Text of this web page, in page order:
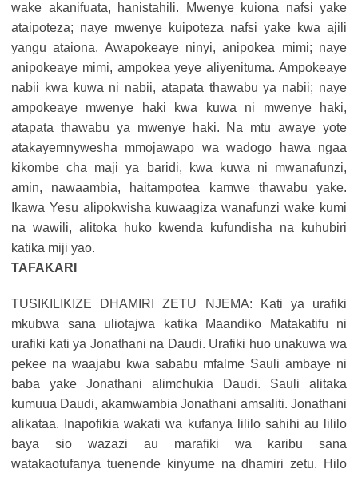
wake akanifuata, hanistahili. Mwenye kuiona nafsi yake
ataipoteza; naye mwenye kuipoteza nafsi yake kwa ajili
yangu ataiona. Awapokeaye ninyi, anipokea mimi; naye
anipokeaye mimi, ampokea yeye aliyenituma. Ampokeaye
nabii kwa kuwa ni nabii, atapata thawabu ya nabii; naye
ampokeaye mwenye haki kwa kuwa ni mwenye haki,
atapata thawabu ya mwenye haki. Na mtu awaye yote
atakayemnywesha mmojawapo wa wadogo hawa ngaa
kikombe cha maji ya baridi, kwa kuwa ni mwanafunzi,
amin, nawaambia, haitampotea kamwe thawabu yake.
Ikawa Yesu alipokwisha kuwaagiza wanafunzi wake kumi
na wawili, alitoka huko kwenda kufundisha na kuhubiri
katika miji yao.
TAFAKARI
TUSIKILIKIZE DHAMIRI ZETU NJEMA: Kati ya urafiki
mkubwa sana uliotajwa katika Maandiko Matakatifu ni
urafiki kati ya Jonathani na Daudi. Urafiki huo unakuwa wa
pekee na waajabu kwa sababu mfalme Sauli ambaye ni
baba yake Jonathani alimchukia Daudi. Sauli alitaka
kumuua Daudi, akamwambia Jonathani amsaliti. Jonathani
alikataa. Inapofikia wakati wa kufanya lililo sahihi au lililo
baya sio wazazi au marafiki wa karibu sana
watakaotufanya tuenende kinyume na dhamiri zetu. Hilo